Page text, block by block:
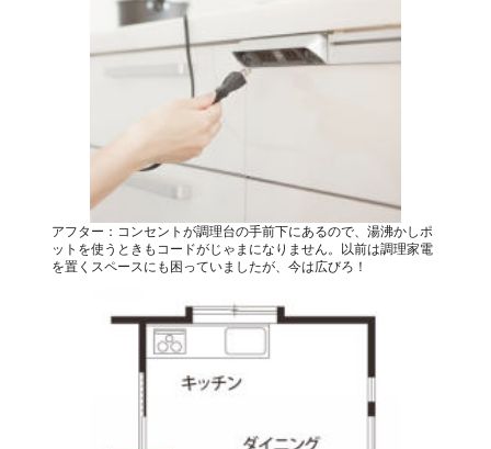
アフター：コンセントが調理台の手前下にあるので、湯沸かしポ
ットを使うときもコードがじゃまになりません。以前は調理家電
を置くスペースにも困っていましたが、今は広びろ！